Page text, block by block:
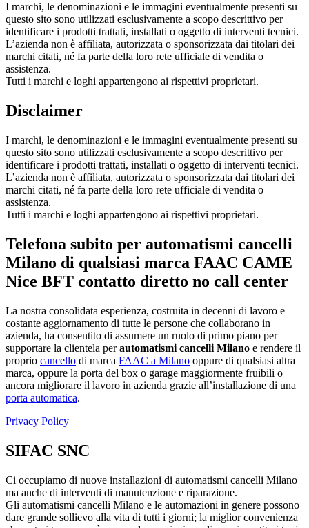
I marchi, le denominazioni e le immagini eventualmente presenti su
questo sito sono utilizzati esclusivamente a scopo descrittivo per
identificare i prodotti trattati, installati o oggetto di interventi tecnici.
L’azienda non è affiliata, autorizzata o sponsorizzata dai titolari dei
marchi citati, né fa parte della loro rete ufficiale di vendita o
assistenza.
Tutti i marchi e loghi appartengono ai rispettivi proprietari.
Disclaimer
I marchi, le denominazioni e le immagini eventualmente presenti su
questo sito sono utilizzati esclusivamente a scopo descrittivo per
identificare i prodotti trattati, installati o oggetto di interventi tecnici.
L’azienda non è affiliata, autorizzata o sponsorizzata dai titolari dei
marchi citati, né fa parte della loro rete ufficiale di vendita o
assistenza.
Tutti i marchi e loghi appartengono ai rispettivi proprietari.
Telefona subito per automatismi cancelli
Milano di qualsiasi marca FAAC CAME
Nice BFT contatto diretto no call center
La nostra consolidata esperienza, costruita in decenni di lavoro e
costante aggiornamento di tutte le persone che collaborano in
azienda, ha consentito di assumere un ruolo di primo piano per
supportare la clientela perautomatismi cancelli Milano e rendere il
proprio cancello di marca FAAC a Milano oppure di qualsiasi altra
marca, oppure la porta del box o garage maggiormente fruibili o
ancora migliorare il lavoro in azienda grazie all’installazione di una
porta automatica.
Privacy Policy
SIFAC SNC
Ci occupiamo di nuove installazioni di automatismi cancelli Milano
ma anche di interventi di manutenzione e riparazione.
Gli automatismi cancelli Milano e le automazioni in genere possono
dare grande sollievo alla vita di tutti i giorni; la miglior convenienza